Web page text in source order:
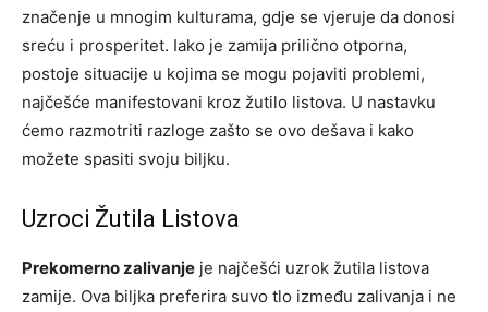
značenje u mnogim kulturama, gdje se vjeruje da donosi
sreću i prosperitet. Iako je zamija prilično otporna,
postoje situacije u kojima se mogu pojaviti problemi,
najčešće manifestovani kroz žutilo listova. U nastavku
ćemo razmotriti razloge zašto se ovo dešava i kako
možete spasiti svoju biljku.
Uzroci Žutila Listova
Prekomerno zalivanje je najčešći uzrok žutila listova
zamije. Ova biljka preferira suvo tlo između zalivanja i ne